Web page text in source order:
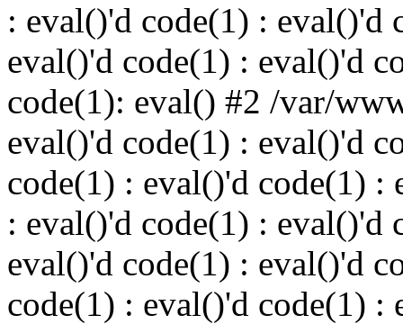
: eval()'d code(1) : eval()'d
eval()'d code(1) : eval()'d
code(1): eval() #2 /var/
eval()'d code(1) : eval()'d
code(1) : eval()'d code(1) :
: eval()'d code(1) : eval()'d
eval()'d code(1) : eval()'d
code(1) : eval()'d code(1) :